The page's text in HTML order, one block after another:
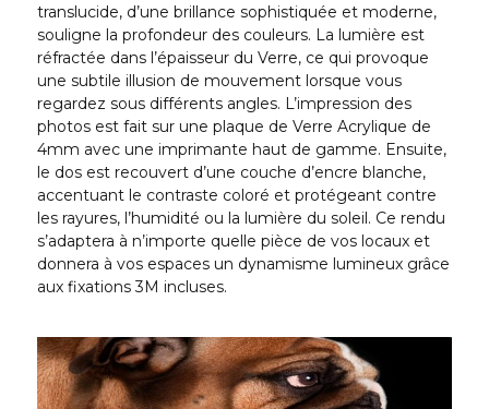
translucide, d’une brillance sophistiquée et moderne,
souligne la profondeur des couleurs. La lumière est
réfractée dans l’épaisseur du Verre, ce qui provoque
une subtile illusion de mouvement lorsque vous
regardez sous différents angles. L’impression des
photos est fait sur une plaque de Verre Acrylique de
4mm avec une imprimante haut de gamme. Ensuite,
le dos est recouvert d’une couche d’encre blanche,
accentuant le contraste coloré et protégeant contre
les rayures, l’humidité ou la lumière du soleil. Ce rendu
s’adaptera à n’importe quelle pièce de vos locaux et
donnera à vos espaces un dynamisme lumineux grâce
aux fixations 3M incluses.